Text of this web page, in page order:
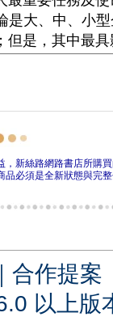
，新絲路網路書店所購
品必須是全新狀態與完
｜ 合作提案
以上